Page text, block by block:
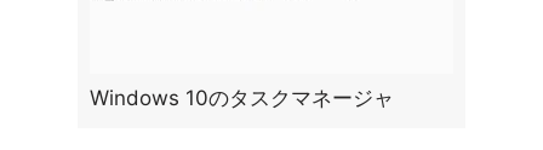
Windows 10のタスクマネージャ